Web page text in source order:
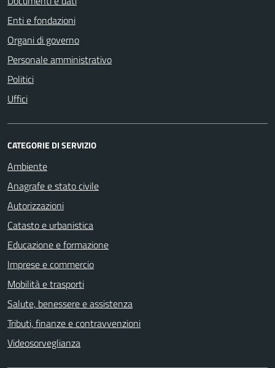
Enti e fondazioni
Organi di governo
Personale amministrativo
Politici
Uffici
CATEGORIE DI SERVIZIO
Ambiente
Anagrafe e stato civile
Autorizzazioni
Catasto e urbanistica
Educazione e formazione
Imprese e commercio
Mobilità e trasporti
Salute, benessere e assistenza
Tributi, finanze e contravvenzioni
Videosorveglianza